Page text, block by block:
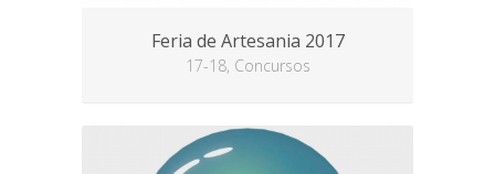
Feria de Artesania 2017
17-18, Concursos